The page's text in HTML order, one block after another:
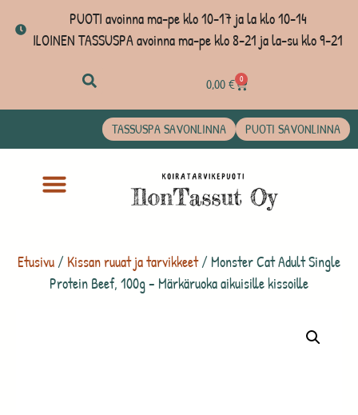
PUOTI avoinna ma-pe klo 10-17 ja la klo 10-14
ILOINEN TASSUSPA avoinna ma-pe klo 8-21 ja la-su klo 9-21
0,00€ 0
TASSUSPA SAVONLINNA PUOTI SAVONLINNA
Etusivu /Kissan ruuat ja tarvikkeet/ Monster Cat Adult Single
Protein Beef, 100g – Märkäruoka aikuisille kissoille